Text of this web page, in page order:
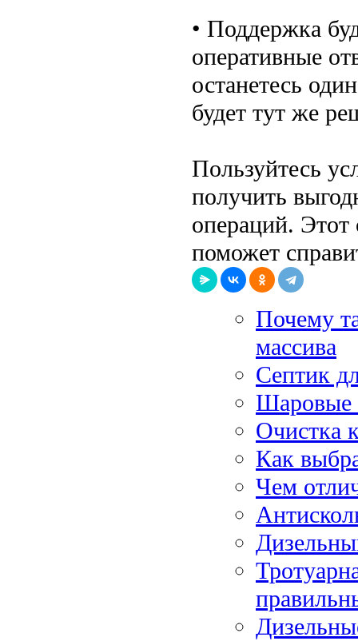
• Поддержка
оперативные
останетесь
будет тут же
Пользуйтесь
получить
операций. Этот
поможет
Почему
массива
Септик
Шаровые
Очистка
Как
Чем